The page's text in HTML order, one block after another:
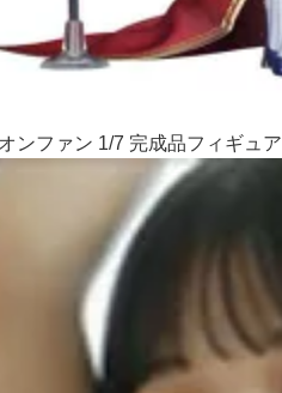
ンファン 1/7 完成品フィギュア